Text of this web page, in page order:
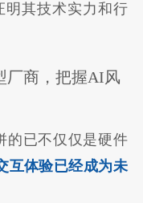
明其技术实力和行
厂商，把握AI风
的已不仅仅是硬件
互体验已经成为未